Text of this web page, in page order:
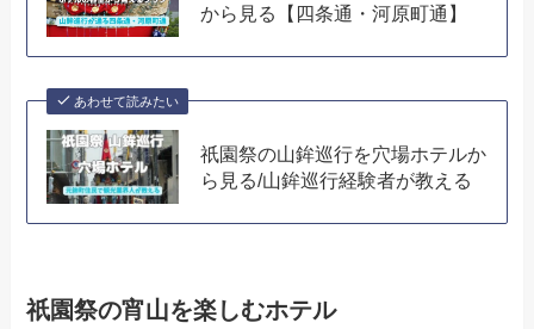
から見る【四条通・河原町通】
あわせて読みたい
祇園祭の山鉾巡行を穴場ホテルか
ら見る/山鉾巡行経験者が教える
祇園祭の宵山を楽しむホテル